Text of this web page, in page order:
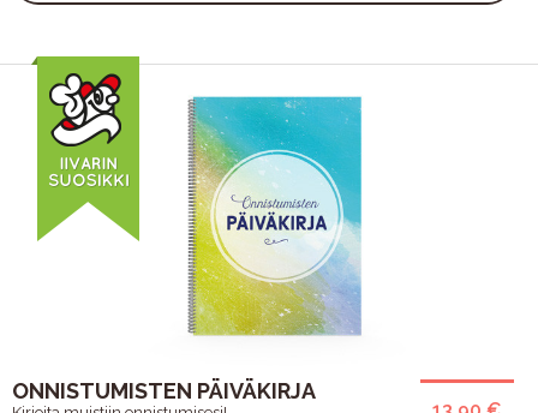
ONNISTUMISTEN PÄIVÄKIRJA